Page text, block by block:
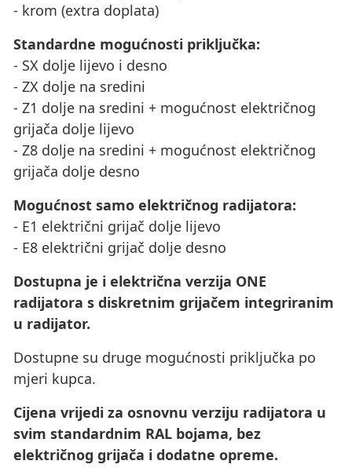
- krom (extra doplata)
Standardne mogućnosti priključka:
- SX dolje lijevo i desno
- ZX dolje na sredini
- Z1 dolje na sredini + mogućnost električnog
grijača dolje lijevo
- Z8 dolje na sredini + mogućnost električnog
grijača dolje desno
Mogućnost samo električnog radijatora:
- E1 električni grijač dolje lijevo
- E8 električni grijač dolje desno
Dostupna je i električna verzija ONE
radijatora s diskretnim grijačem integriranim
u radijator.
Dostupne su druge mogućnosti priključka po
mjeri kupca.
Cijena vrijedi za osnovnu verziju radijatora u
svim standardnim RAL bojama, bez
električnog grijača i dodatne opreme.